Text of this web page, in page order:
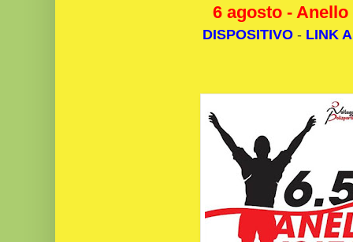
6 agosto -
DISPOSITIVO - LINK